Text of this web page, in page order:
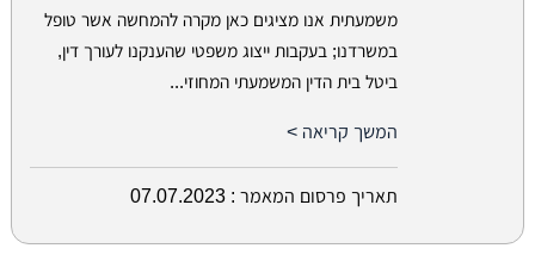
משמעתית אנו מציגים כאן מקרה להמחשה אשר טופל
במשרדנו; בעקבות ייצוג משפטי שהענקנו לעורך דין,
ביטל בית הדין המשמעתי המחוזי...
המשך קריאה >
תאריך פרסום המאמר : 07.07.2023